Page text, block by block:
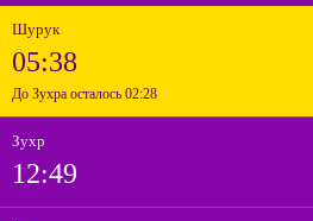
Шурук
05:38
До Зухра осталось 02:28
Зухр
12:49